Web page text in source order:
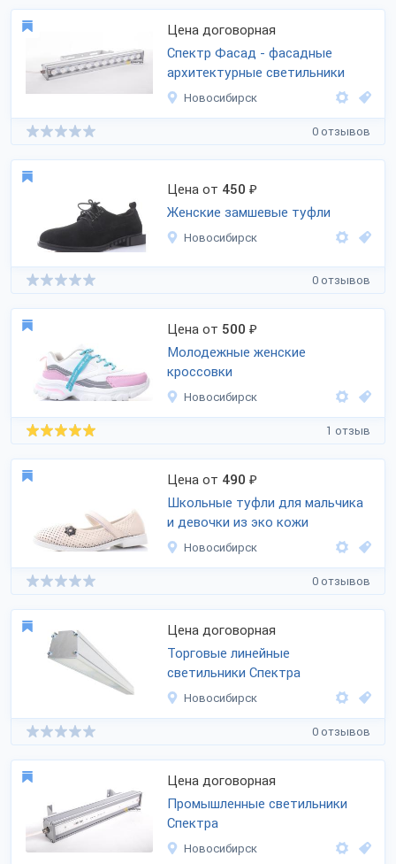
Цена договорная
Спектр Фасад - фасадные
архитектурные светильники
Новосибирск
0 отзывов
Цена от 450 ₽
Женские замшевые туфли
Новосибирск
0 отзывов
Цена от 500 ₽
Молодежные женские
кроссовки
Новосибирск
1 отзыв
Цена от 490 ₽
Школьные туфли для мальчика
и девочки из эко кожи
Новосибирск
0 отзывов
Цена договорная
Торговые линейные
светильники Спектра
Новосибирск
0 отзывов
Цена договорная
Промышленные светильники
Спектра
Новосибирск